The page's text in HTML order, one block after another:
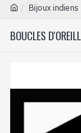
Bijoux
BOUCLES